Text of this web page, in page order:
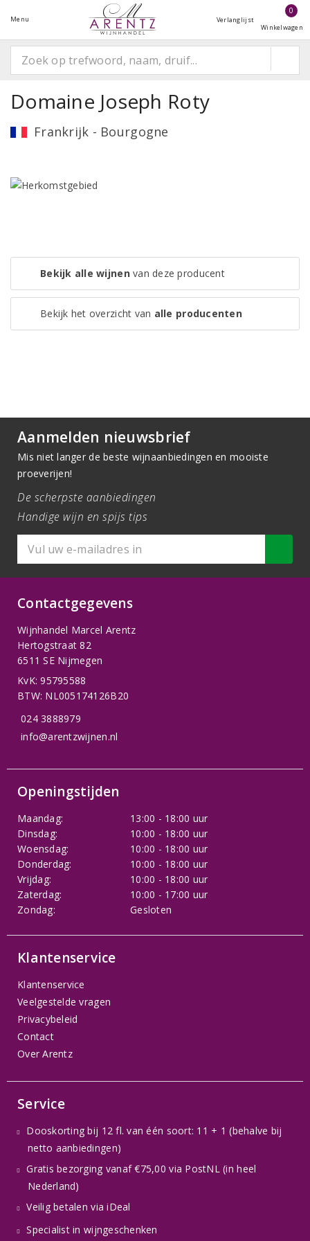
Menu Verlanglijst
0
Winkelwagen
Domaine Joseph Roty
Frankrijk - Bourgogne
Bekijk alle wijnenvan deze producent
Bekijk het overzicht van alle producenten
Aanmelden nieuwsbrief
Mis niet langer de beste wijnaanbiedingen en mooiste
proeverijen!
De scherpste aanbiedingen
Handige wijn en spijs tips
Contactgegevens
Wijnhandel Marcel Arentz
Hertogstraat 82
6511 SE Nijmegen
KvK: 95795588
BTW: NL005174126B20
024 3888979
info@arentzwijnen.nl
Openingstijden
Maandag:
13:00 - 18:00 uur
Dinsdag:
10:00 - 18:00 uur
Woensdag:
10:00 - 18:00 uur
Donderdag:
10:00 - 18:00 uur
Vrijdag:
10:00 - 18:00 uur
Zaterdag:
10:00 - 17:00 uur
Zondag:
Gesloten
Klantenservice
Klantenservice
Veelgestelde vragen
Privacybeleid
Contact
Over Arentz
Service
Dooskorting bij 12 fl. van één soort: 11 + 1 (behalve bij
netto aanbiedingen)
Gratis bezorging vanaf €75,00 via PostNL (in heel
Nederland)
Veilig betalen via iDeal
Specialist in wijngeschenken